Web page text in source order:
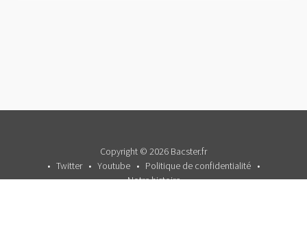
Copyright © 2026 Bacster.fr
Twitter
Youtube
Politique de confidentialité
Notre histoire